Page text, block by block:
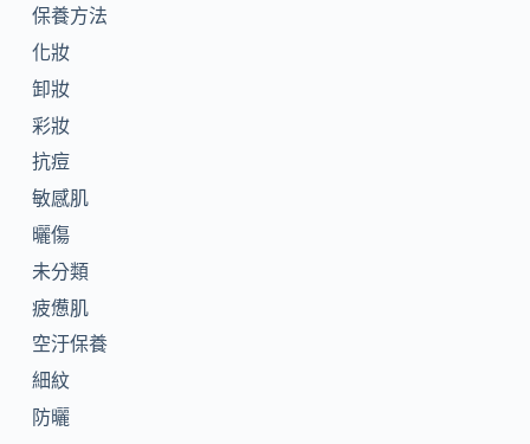
保養方法
化妝
卸妝
彩妝
抗痘
敏感肌
曬傷
未分類
疲憊肌
空汙保養
細紋
防曬